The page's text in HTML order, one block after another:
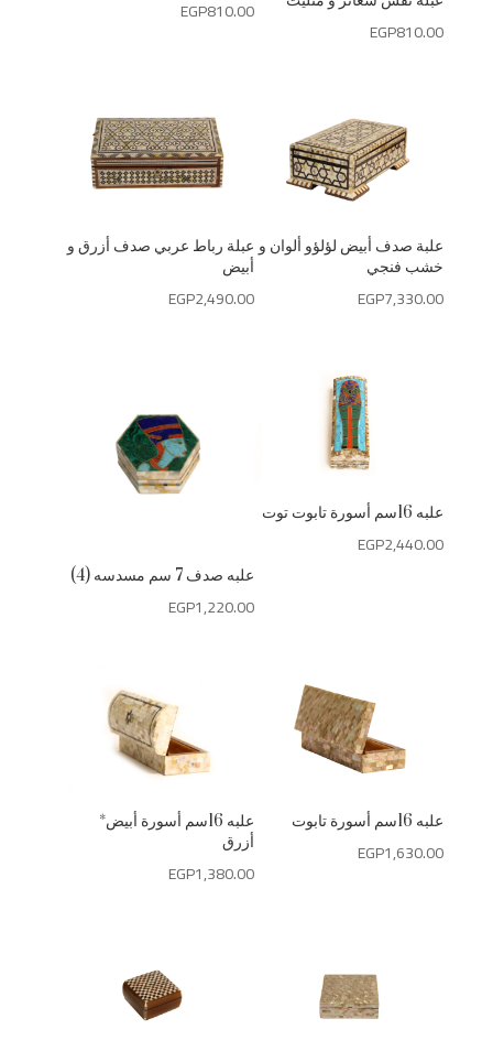
EGP810.00
EGP810.00
عبلة رباط عربي صدف أزرق و
أبيض
EGP2,490.00
علبة صدف أبيض لؤلؤو ألوان و
خشب فنجي
EGP7,330.00
علبه صدف 7 سم مسدسه (4)
EGP1,220.00
علبه 16سم أسورة تابوت توت
EGP2,440.00
علبه 16سم أسورة أبيض*
أزرق
EGP1,380.00
علبه 16سم أسورة تابوت
EGP1,630.00